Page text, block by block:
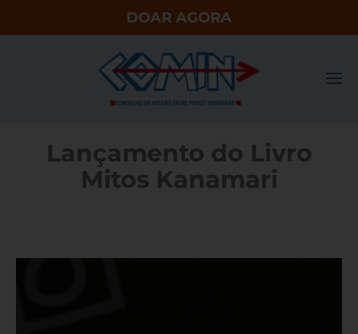
DOAR AGORA
Lançamento do Livro
Mitos Kanamari